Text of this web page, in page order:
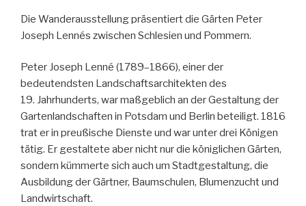
Die Wanderausstellung präsentiert die Gärten Peter
Joseph Lennés zwischen Schlesien und Pommern.
Peter Joseph Lenné (1789–1866), einer der
bedeutendsten Landschaftsarchitekten des
19. Jahrhunderts, war maßgeblich an der Gestaltung der
Gartenlandschaften in Potsdam und Berlin beteiligt. 1816
trat er in preußische Dienste und war unter drei Königen
tätig. Er gestaltete aber nicht nur die königlichen Gärten,
sondern kümmerte sich auch um Stadtgestaltung, die
Ausbildung der Gärtner, Baumschulen, Blumenzucht und
Landwirtschaft.